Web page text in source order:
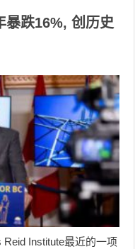
暴跌16%, 创历史
Institute最近的一项